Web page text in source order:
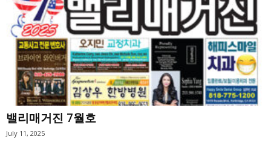
밸리매거진 7월호
July 11, 2025